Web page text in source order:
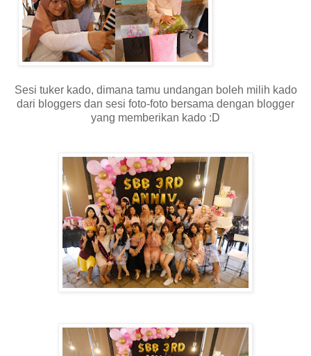
Sesi tuker kado, dimana tamu undangan boleh milih kado
dari bloggers dan sesi foto-foto bersama dengan blogger
yang memberikan kado :D